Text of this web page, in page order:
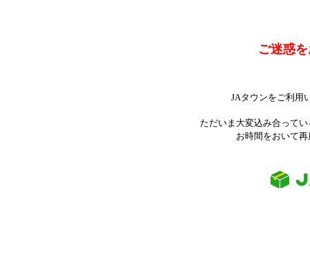
ご迷惑
JAタウンをご利用
ただいま大変込み合って
お時間をおいて